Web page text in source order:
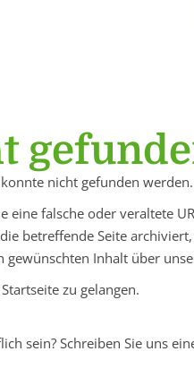
nicht gefunden werden.
eine falsche oder veraltete
betreffende Seite
gewünschten Inhalt über
zu gelangen.
sein? Schreiben Sie uns